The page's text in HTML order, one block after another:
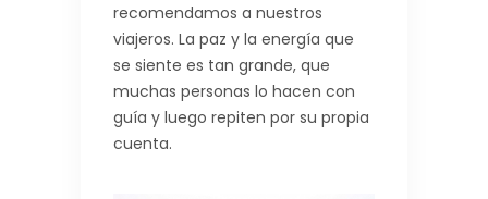
recomendamos a nuestros
viajeros. La paz y la energía que
se siente es tan grande, que
muchas personas lo hacen con
guía y luego repiten por su propia
cuenta.